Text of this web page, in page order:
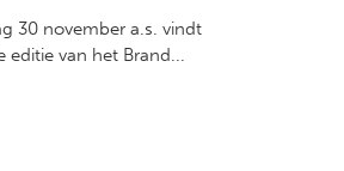
30 november a.s. vindt
editie van het Brand...